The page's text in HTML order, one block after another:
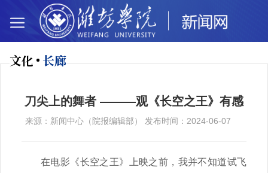
文化 长廊
刀尖上的舞者 ———观《长空之王》有感
来源：新闻中心（院报编辑部） 发布时间：2024-06-07
在电影《长空之王》上映之前，我并不知道试飞